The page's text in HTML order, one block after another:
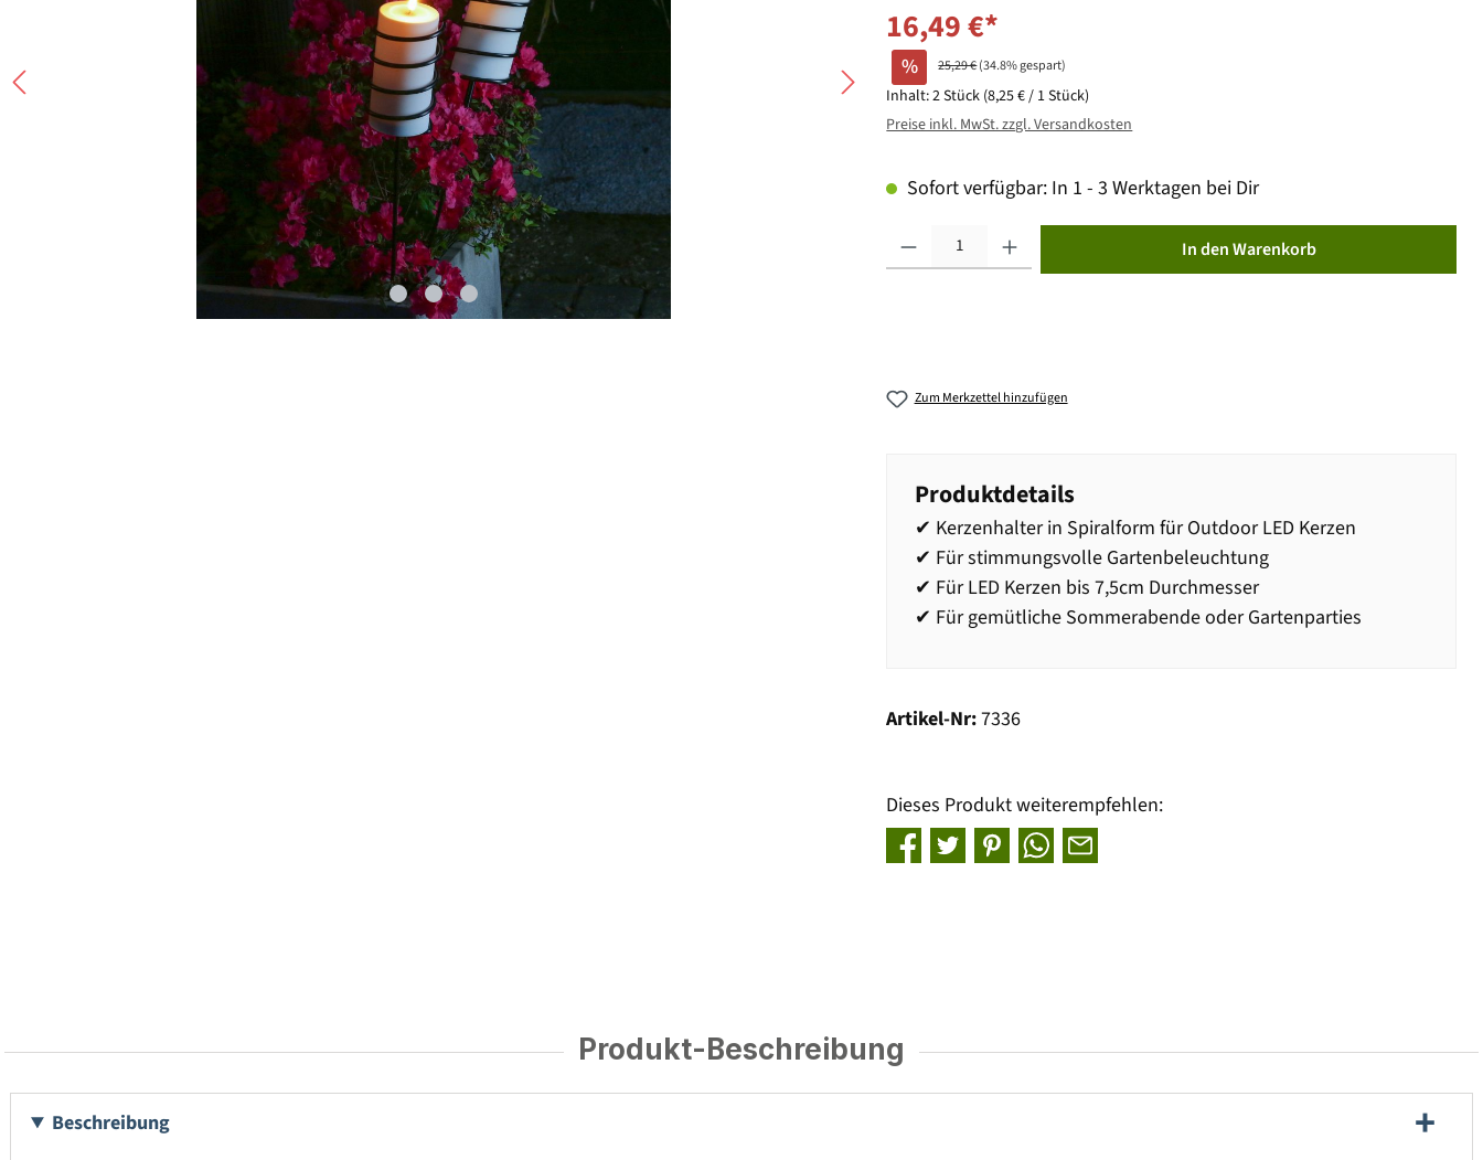
16,49 €*
% 25,29 €(34.8% gespart)
Inhalt:2 Stück (8,25 € / 1 Stück)
Preise inkl. MwSt. zzgl. Versandkosten
Sofort verfügbar: In 1 - 3 Werktagen bei Dir
In den Warenkorb
Zum Merkzettel hinzufügen
Produktdetails
✔ Kerzenhalter in Spiralform für Outdoor LED Kerzen
✔ Für stimmungsvolle Gartenbeleuchtung
✔ Für LED Kerzen bis 7,5cm Durchmesser
✔ Für gemütliche Sommerabende oder Gartenparties
Artikel-Nr:7336
Dieses Produkt weiterempfehlen:
Produkt-Beschreibung
Beschreibung